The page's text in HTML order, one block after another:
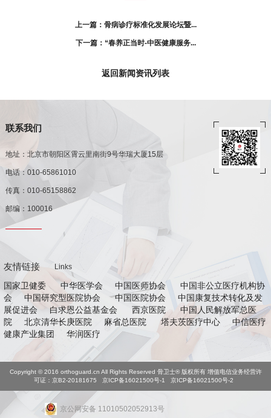
上一篇：骨病诊疗标准化发展论坛暨...
下一篇：“春养正当时-中医健康服务...
返回新闻资讯列表
联系我们
地址：北京市朝阳区霄云里南街9号华瑞大厦15层
电话：010-65861010
传真：010-65158862
邮编：100016
友情链接 Links
国家卫健委 中华医学会 中国医师协会
中国非公立医疗机构协
会
中国研究型医院协会 中国医院协会
中国康复技术转化及发
展促进会
白求恩公益基金会 西京医院
中国人民解放军总医
院
北京清华长庚医院 麻省总医院 塔夫茨医疗中心
中信医疗
健康产业集团
华润医疗
Copyright © 2016 orthoguard.cn All Rights Reserved 骨卫士® 版权所有 增值电信业务经营许
可证：京B2-20181675
京ICP备16021500号-1 京ICP备16021500号-2
京公网安备 11010502052913号